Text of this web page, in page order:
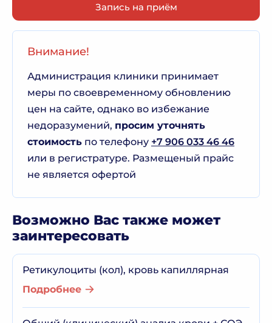
Запись на приём
Внимание!
Администрация клиники принимает
меры по своевременному обновлению
цен на сайте, однако во избежание
недоразумений, просим уточнять
стоимость по телефону +7 906 033 46 46
или в регистратуре. Размещеный прайс
не является офертой
Возможно Вас также может
заинтересовать
Ретикулоциты (кол), кровь капиллярная
Подробнее